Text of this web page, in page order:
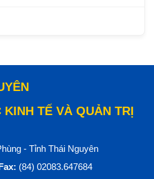
TẾ VÀ QUẢN TRỊ
- Tỉnh Thái Nguyên
(84) 02083.647684